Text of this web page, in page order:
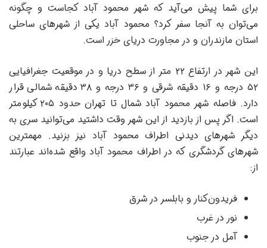
برای شما پیش می‌آید که شهر محمود آباد کجاست و چگونه
می‌توان به آنجا سفر کرد؟ محمود آباد یکی از شهر‌های ساحلی
استان مازندران و در مجاورت دریای خزر است.
این شهر در ارتفاع ۲۲ متر از سطح دریا و در موقعیت جغرافیایی
۵۲ درجه و ۱۶ دقیقه شرقی و ۳۶ درجه و ۳۸ دقیقه شمالی قرار
دارد. فاصله شهر محمود آباد شمال تا تهران حدود ۲۰۵ کیلومتر
است. اگر پس از بازدید از این شهر وقت داشتید می‌توانید سری به
دیگر شهرهای دیدنی اطراف محمود آباد نیز بزنید. مهمترین
شهر‌های گردشگری که در اطراف محمود آباد واقع شده‌اند عبارتند
از:
فریدون‌کنار و بابلسر در شرق
نور در غرب
آمل در جنوب